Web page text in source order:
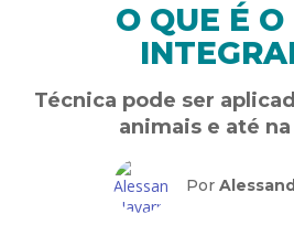
O QUE É O
Técnica pode ser
animais e até
Por